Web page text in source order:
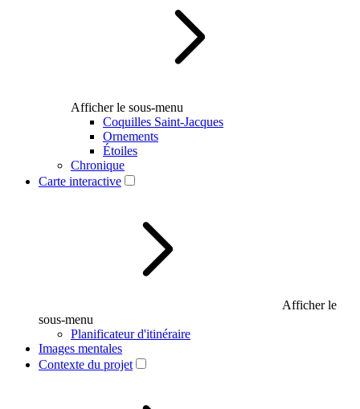
Afficher le sous-menu
Coquilles Saint-Jacques
Ornements
Étoiles
Chronique
Carte interactive
Afficher le
sous-menu
Planificateur d'itinéraire
Images mentales
Contexte du projet